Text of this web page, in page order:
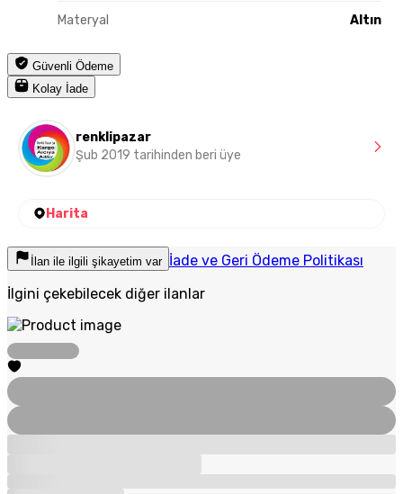
Materyal Altın
Güvenli Ödeme
Kolay İade
renklipazar
Şub 2019 tarihinden beri üye
Harita
İlan ile ilgili şikayetim var İade ve Geri Ödeme Politikası
İlgini çekebilecek diğer ilanlar